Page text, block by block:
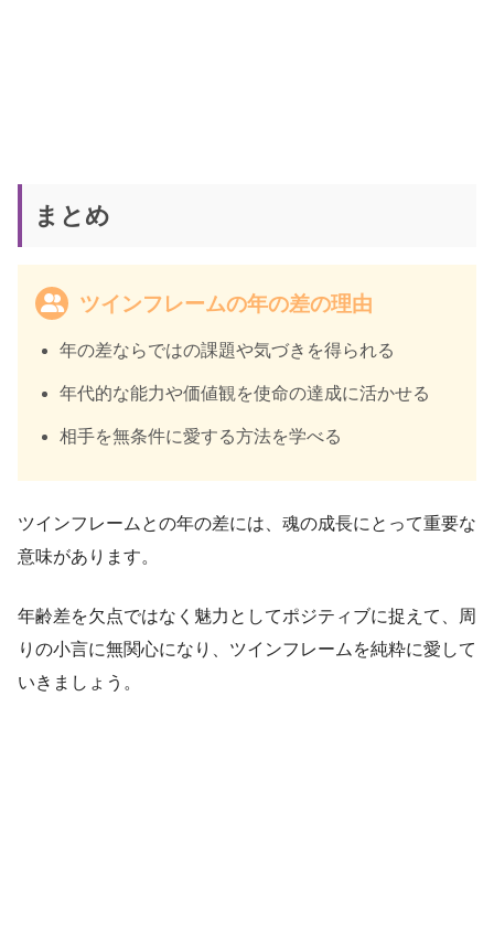
まとめ
ツインフレームの年の差の理由
年の差ならではの課題や気づきを得られる
年代的な能力や価値観を使命の達成に活かせる
相手を無条件に愛する方法を学べる
ツインフレームとの年の差には、魂の成長にとって重要な
意味があります。
年齢差を欠点ではなく魅力としてポジティブに捉えて、周
りの小言に無関心になり、ツインフレームを純粋に愛して
いきましょう。